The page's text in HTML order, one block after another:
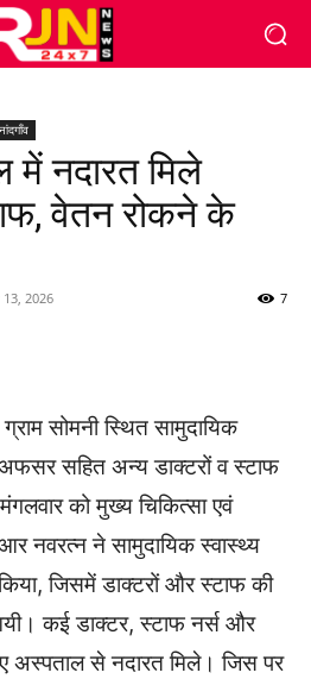
में नदारत मिले
वेतन रोकने के
13, 2026 7
सोमनी स्थित सामुदायिक
सहित अन्य डाक्टरों व स्टाफ
को मुख्य चिकित्सा एवं
नवरत्न ने सामुदायिक स्वास्थ्य
जिसमें डाक्टरों और स्टाफ की
कई डाक्टर, स्टाफ नर्स और
अस्पताल से नदारत मिले। जिस पर